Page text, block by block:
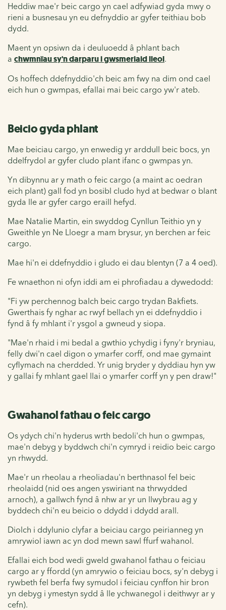
Heddiw mae'r beic cargo yn cael adfywiad gyda mwy o
rieni a busnesau yn eu defnyddio ar gyfer teithiau bob
dydd.
Maent yn opsiwn da i deuluoedd â phlant bach
a chwmnïau sy'n darparu i gwsmeriaid lleol.
Os hoffech ddefnyddio'ch beic am fwy na dim ond cael
eich hun o gwmpas, efallai mai beic cargo yw'r ateb.
Beicio gyda phlant
Mae beiciau cargo, yn enwedig yr arddull beic bocs, yn
ddelfrydol ar gyfer cludo plant ifanc o gwmpas yn.
Yn dibynnu ar y math o feic cargo (a maint ac oedran
eich plant) gall fod yn bosibl cludo hyd at bedwar o blant
gyda lle ar gyfer cargo eraill hefyd.
Mae Natalie Martin, ein swyddog Cynllun Teithio yn y
Gweithle yn Ne Lloegr a mam brysur, yn berchen ar feic
cargo.
Mae hi'n ei ddefnyddio i gludo ei dau blentyn (7 a 4 oed).
Fe wnaethon ni ofyn iddi am ei phrofiadau a dywedodd:
"Fi yw perchennog balch beic cargo trydan Bakfiets.
Gwerthais fy nghar ac rwyf bellach yn ei ddefnyddio i
fynd â fy mhlant i'r ysgol a gwneud y siopa.
"Mae'n rhaid i mi bedal a gwthio ychydig i fyny'r bryniau,
felly dwi'n cael digon o ymarfer corff, ond mae gymaint
cyflymach na cherdded. Yr unig bryder y dyddiau hyn yw
y gallai fy mhlant gael llai o ymarfer corff yn y pen draw!"
Gwahanol fathau o feic cargo
Os ydych chi'n hyderus wrth bedoli'ch hun o gwmpas,
mae'n debyg y byddwch chi'n cymryd i reidio beic cargo
yn rhwydd.
Mae'r un rheolau a rheoliadau'n berthnasol fel beic
rheolaidd (nid oes angen yswiriant na thrwydded
arnoch), a gallwch fynd â nhw ar yr un llwybrau ag y
byddech chi'n eu beicio o ddydd i ddydd arall.
Diolch i ddylunio clyfar a beiciau cargo peirianneg yn
amrywiol iawn ac yn dod mewn sawl ffurf wahanol.
Efallai eich bod wedi gweld gwahanol fathau o feiciau
cargo ar y ffordd (yn amrywio o feiciau bocs, sy'n debyg i
rywbeth fel berfa fwy symudol i feiciau cynffon hir bron
yn debyg i ymestyn sydd â lle ychwanegol i deithwyr ar y
cefn).